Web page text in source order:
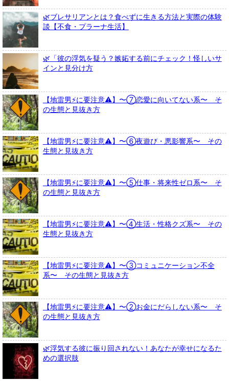
🌿ブレサリアンとは？食べずに生きる方法と実際の体験
談【不食・プラーナ生活】
🌿「彼の浮気を疑う？嫉妬する前にチェック！怪しいサ
インと見分け方
【地雷男⚡に要注意⚠️】〜⑦恋愛に向いてない系〜 そ
の生態と見抜き方
【地雷男⚡に要注意⚠️】〜⑥夜遊び・悪影響系〜 その
生態と見抜き方
【地雷男⚡に要注意⚠️】〜⑤仕事・将来性ゼロ系〜 そ
の生態と見抜き方
【地雷男⚡に要注意⚠️】〜④生活・性格クズ系〜 その
生態と見抜き方
【地雷男⚡に要注意⚠️】〜③コミュニケーション不全
系〜 その生態と見抜き方
【地雷男⚡に要注意⚠️】〜②お金にだらしない系〜 そ
の生態と見抜き方
🌿浮気する彼に振り回されない！あなたが幸せになるた
めの選択肢